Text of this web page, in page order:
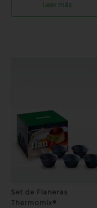
Leer más
Set de Flaneras
Thermomix®